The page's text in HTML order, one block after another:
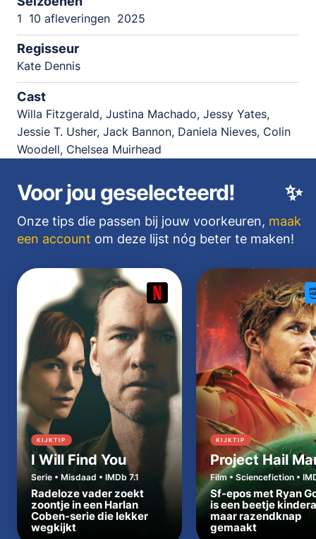
1 10 afleveringen 2025
Regisseur
Kate Dennis
Cast
Willa Fitzgerald, Justina Machado, Jessy Yates,
Jessie T. Usher, Jack Bannon, Daniela Nieves, Colin
Woodell, Chelsea Muirhead
✨
Voor jou geselecteerd!
Onze tips die passen bij jouw voorkeuren, maak
een account om deze lijst nóg beter te maken!
KIJKTIP
I Will Find You
Serie • Misdaad • IMDb 7.1
Radeloze vader zoekt
zoontje in een Harlan
Coben-serie die lekker
wegkijkt
KIJKTIP
Project Hail
Film • Sciencefiction •
Sf-epos met Ryan
is een beetje
maar razendknap
gemaakt